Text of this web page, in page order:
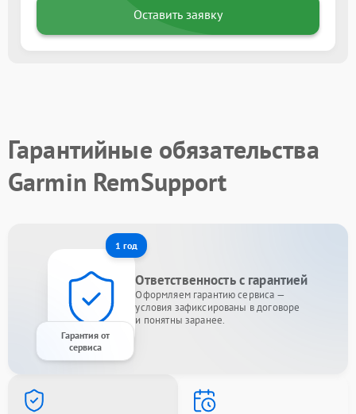
Оставить заявку
Гарантийные обязательства
Garmin RemSupport
1 год
Гарантия от
сервиса
Ответственность с гарантией
Оформляем гарантию сервиса —
условия зафиксированы в договоре
и понятны заранее.